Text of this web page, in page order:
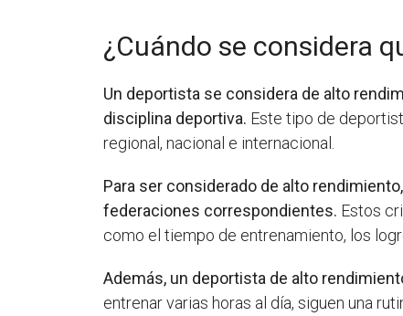
¿Cuándo se considera
Un deportista se considera de alto
disciplina deportiva. Este tipo de
regional, nacional e internacional.
Para ser considerado de alto
federaciones correspondientes. Estos
como el tiempo de entrenamiento, los
Además, un deportista de alto
entrenar varias horas al día, siguen una